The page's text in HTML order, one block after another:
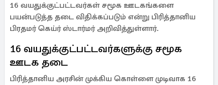
16 வயதுக்குட்பட்டவர்கள் சமூக ஊடகங்களை
பயன்படுத்த தடை விதிக்கப்படும் என்று பிரித்தானிய
பிரதமர் கெய்ர் ஸ்டார்மர் அறிவித்துள்ளார்.
16 வயதுக்குட்பட்டவர்களுக்கு சமூக
ஊடக தடை
பிரித்தானிய அரசின் முக்கிய கொள்ளை முடிவாக 16